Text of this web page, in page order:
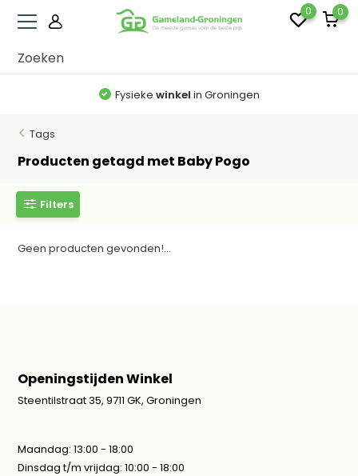
0 0
Fysieke winkel in Groningen
Tags
Producten getagd met Baby Pogo
Filters
Geen producten gevonden!...
Openingstijden Winkel
Steentilstraat 35, 9711 GK, Groningen
Maandag: 13:00 - 18:00
Dinsdag t/m vrijdag: 10:00 - 18:00